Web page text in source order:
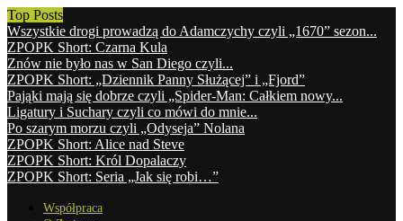
Top Posts
Wszystkie drogi prowadzą do Adamczychy czyli „1670” sezon...
ZPOPK Short: Czarna Kula
Znów nie było nas w San Diego czyli...
ZPOPK Short: „Dziennik Panny Służącej” i „Fjord”
Pająki mają się dobrze czyli „Spider-Man: Całkiem nowy...
Ligatury i Suchary czyli co mówi do mnie...
Po szarym morzu czyli „Odyseja” Nolana
ZPOPK Short: Alice nad Steve
ZPOPK Short: Król Dopalaczy
ZPOPK Short: Seria „Jak się robi…”
Współpraca